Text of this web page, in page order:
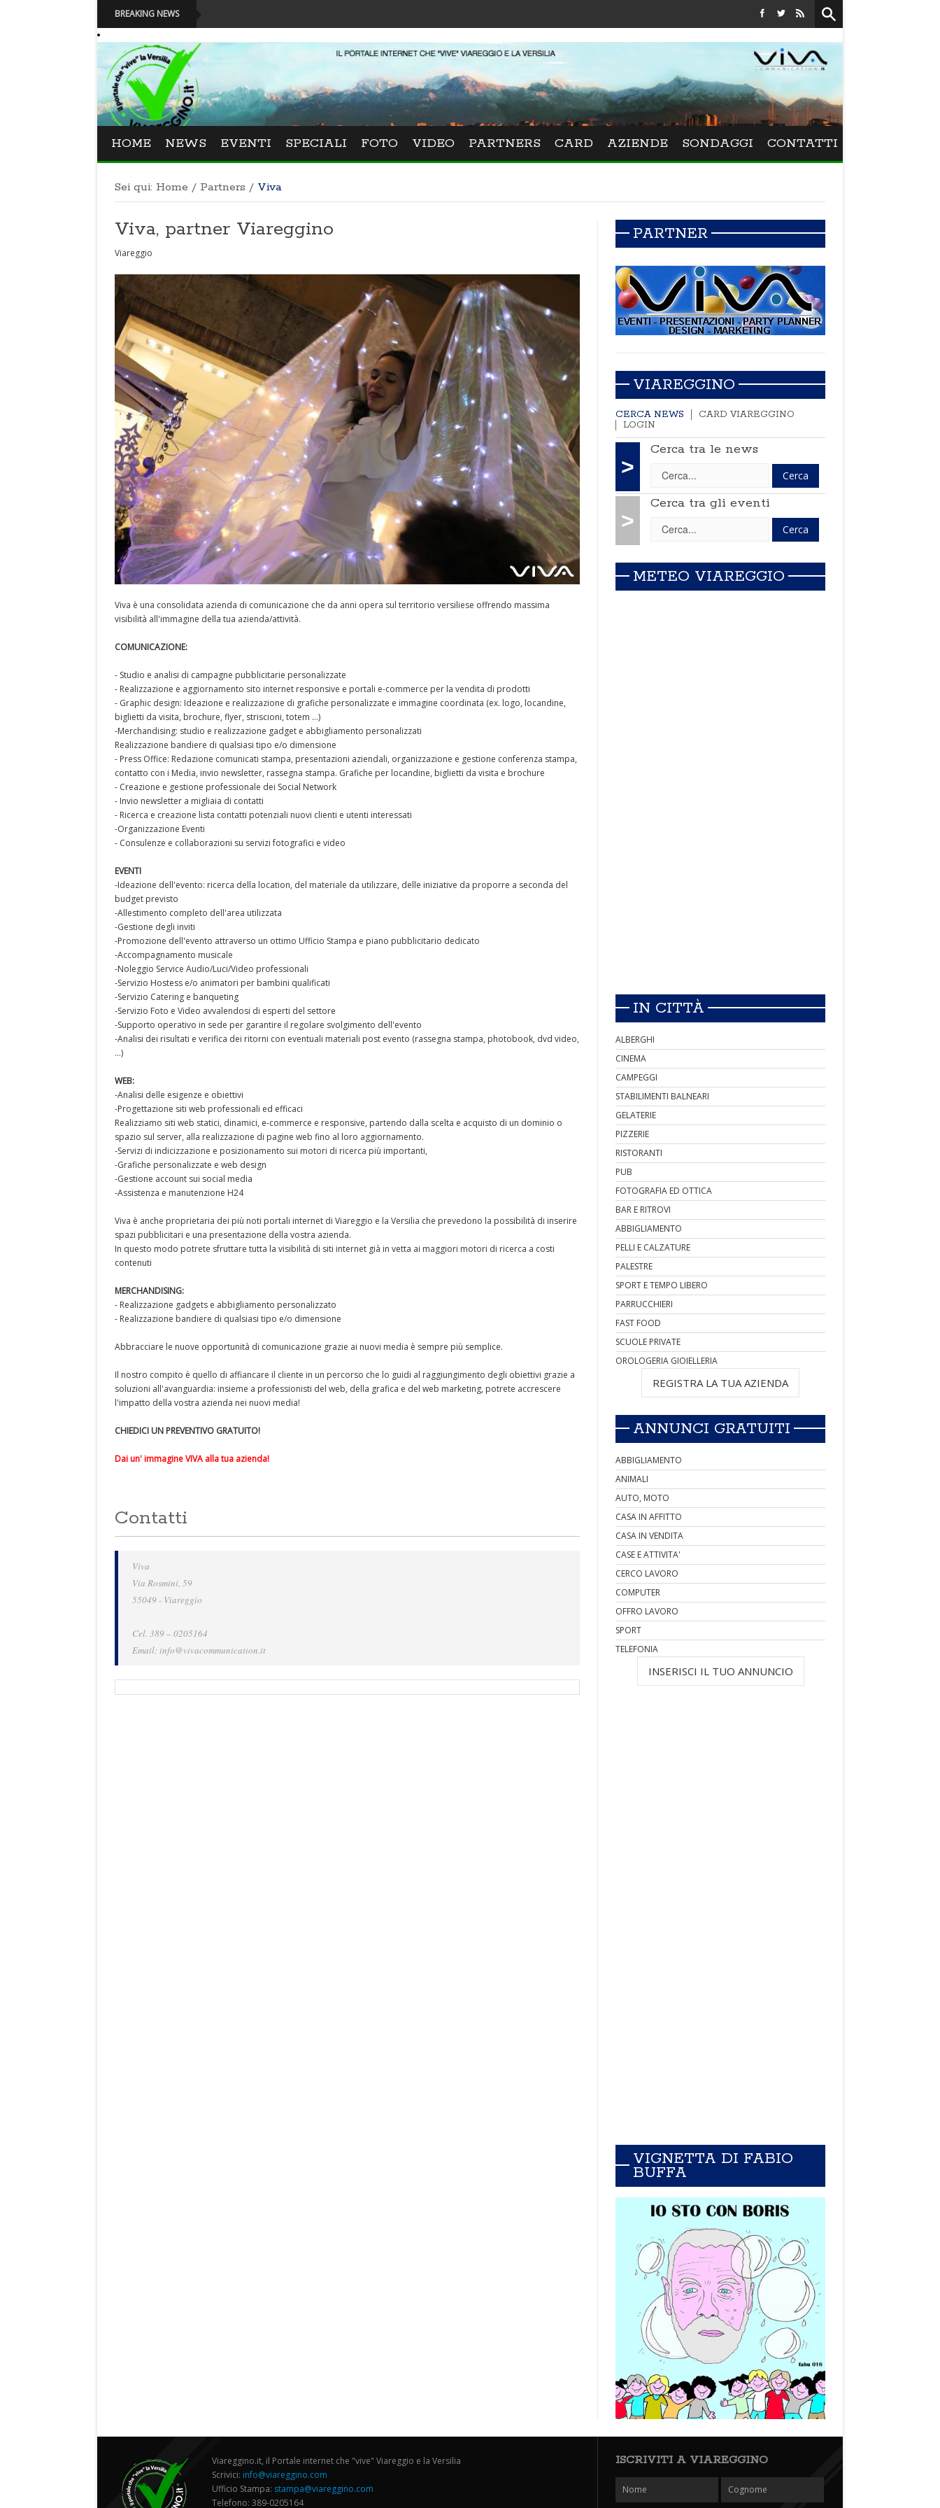
BREAKING NEWS
HOME NEWS EVENTI SPECIALI FOTO VIDEO PARTNERS CARD AZIENDE SONDAGGI CONTATTI
Sei qui: Home / Partners / Viva
Viva, partner Viareggino
Viareggio
Viva è una consolidata azienda di comunicazione che da anni opera sul territorio versiliese offrendo massima
visibilità all'immagine della tua azienda/attività.
COMUNICAZIONE:
- Studio e analisi di campagne pubblicitarie personalizzate
- Realizzazione e aggiornamento sito internet responsive e portali e-commerce per la vendita di prodotti
- Graphic design: Ideazione e realizzazione di grafiche personalizzate e immagine coordinata (ex. logo, locandine,
biglietti da visita, brochure, flyer, striscioni, totem …)
-Merchandising: studio e realizzazione gadget e abbigliamento personalizzati
Realizzazione bandiere di qualsiasi tipo e/o dimensione
- Press Office: Redazione comunicati stampa, presentazioni aziendali, organizzazione e gestione conferenza stampa,
contatto con i Media, invio newsletter, rassegna stampa. Grafiche per locandine, biglietti da visita e brochure
- Creazione e gestione professionale dei Social Network
- Invio newsletter a migliaia di contatti
- Ricerca e creazione lista contatti potenziali nuovi clienti e utenti interessati
-Organizzazione Eventi
- Consulenze e collaborazioni su servizi fotografici e video
EVENTI
-Ideazione dell'evento: ricerca della location, del materiale da utilizzare, delle iniziative da proporre a seconda del
budget previsto
-Allestimento completo dell'area utilizzata
-Gestione degli inviti
-Promozione dell'evento attraverso un ottimo Ufficio Stampa e piano pubblicitario dedicato
-Accompagnamento musicale
-Noleggio Service Audio/Luci/Video professionali
-Servizio Hostess e/o animatori per bambini qualificati
-Servizio Catering e banqueting
-Servizio Foto e Video avvalendosi di esperti del settore
-Supporto operativo in sede per garantire il regolare svolgimento dell'evento
-Analisi dei risultati e verifica dei ritorni con eventuali materiali post evento (rassegna stampa, photobook, dvd video,
...)
WEB:
-Analisi delle esigenze e obiettivi
-Progettazione siti web professionali ed efficaci
Realizziamo siti web statici, dinamici, e-commerce e responsive, partendo dalla scelta e acquisto di un dominio o
spazio sul server, alla realizzazione di pagine web fino al loro aggiornamento.
-Servizi di indicizzazione e posizionamento sui motori di ricerca più importanti,
-Grafiche personalizzate e web design
-Gestione account sui social media
-Assistenza e manutenzione H24
Viva è anche proprietaria dei più noti portali internet di Viareggio e la Versilia che prevedono la possibilità di inserire
spazi pubblicitari e una presentazione della vostra azienda.
In questo modo potrete sfruttare tutta la visibilità di siti internet già in vetta ai maggiori motori di ricerca a costi
contenuti
MERCHANDISING:
- Realizzazione gadgets e abbigliamento personalizzato
- Realizzazione bandiere di qualsiasi tipo e/o dimensione
Abbracciare le nuove opportunità di comunicazione grazie ai nuovi media è sempre più semplice.
Il nostro compito è quello di affiancare il cliente in un percorso che lo guidi al raggiungimento degli obiettivi grazie a
soluzioni all'avanguardia: insieme a professionisti del web, della grafica e del web marketing, potrete accrescere
l'impatto della vostra azienda nei nuovi media!
CHIEDICI UN PREVENTIVO GRATUITO!
Dai un' immagine VIVA alla tua azienda!
Contatti
Viva
Via Rosmini, 59
55049 - Viareggio
Cel. 389 – 0205164
Email: info@vivacommunication.it
PARTNER
VIAREGGINO
CERCA NEWS
CARD VIAREGGINO
LOGIN
>
Cerca tra le news
>
Cerca tra gli eventi
METEO VIAREGGIO
IN CITTÀ
ALBERGHI
CINEMA
CAMPEGGI
STABILIMENTI BALNEARI
GELATERIE
PIZZERIE
RISTORANTI
PUB
FOTOGRAFIA ED OTTICA
BAR E RITROVI
ABBIGLIAMENTO
PELLI E CALZATURE
PALESTRE
SPORT E TEMPO LIBERO
PARRUCCHIERI
FAST FOOD
SCUOLE PRIVATE
OROLOGERIA GIOIELLERIA
REGISTRA LA TUA AZIENDA
ANNUNCI GRATUITI
ABBIGLIAMENTO
ANIMALI
AUTO, MOTO
CASA IN AFFITTO
CASA IN VENDITA
CASE E ATTIVITA'
CERCO LAVORO
COMPUTER
OFFRO LAVORO
SPORT
TELEFONIA
INSERISCI IL TUO ANNUNCIO
VIGNETTA DI FABIO
BUFFA
Viareggino.it, il Portale internet che "vive" Viareggio e la Versilia
Scrivici: info@viareggino.com
Ufficio Stampa: stampa@viareggino.com
Telefono: 389-0205164
ISCRIVITI A VIAREGGINO